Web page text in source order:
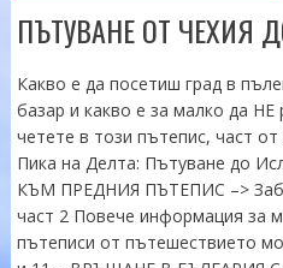
ПЪТУВАНЕ ОТ ЧЕХИЯ
Какво е да посетиш град в
базар и какво е за малко да
четете в този пътепис, част
Пика на Делта: Пътуване до
КЪМ ПРЕДНИЯ ПЪТЕПИС –>
част 2 Повече информация за
пътеписи от пътешествието